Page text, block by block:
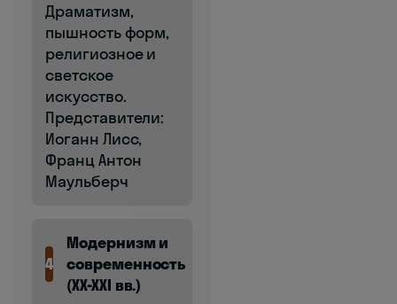
Драматизм,
пышность форм,
религиозное и
светское
искусство.
Представители:
Иоганн Лисс,
Франц Антон
Маульберч
4
Модернизм и
современность
(XX-XXI вв.)